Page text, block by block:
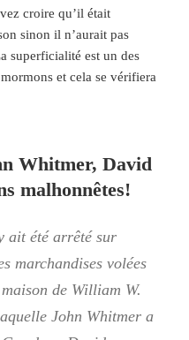
croire qu’il était
sinon il n’aurait pas
superficialité est un des
et cela se vérifiera
Whitmer, David
malhonnêtes!
ait été arrêté sur
marchandises volées
de William W.
John Whitmer a